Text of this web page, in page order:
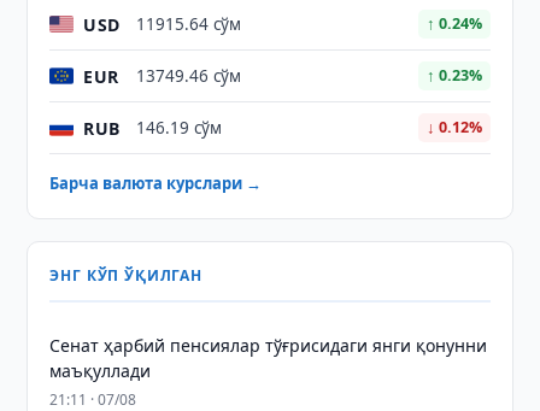
USD 11915.64 сўм ↑ 0.24%
EUR 13749.46 сўм ↑ 0.23%
RUB 146.19 сўм ↓ 0.12%
Барча валюта курслари →
ЭНГ КЎП ЎҚИЛГАН
Сенат ҳарбий пенсиялар тўғрисидаги янги қонунни
маъқуллади
21:11 · 07/08